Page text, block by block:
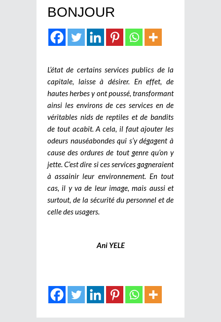
BONJOUR
L’état de certains services publics de la
capitale, laisse à désirer. En effet, de
hautes herbes y ont poussé, transformant
ainsi les environs de ces services en de
véritables nids de reptiles et de bandits
de tout acabit. A cela, il faut ajouter les
odeurs nauséabondes qui s’y dégagent à
cause des ordures de tout genre qu’on y
jette. C’est dire si ces services gagneraient
à assainir leur environnement. En tout
cas, il y va de leur image, mais aussi et
surtout, de la sécurité du personnel et de
celle des usagers.
Ani YELE